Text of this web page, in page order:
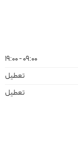
09:00 - 19:00
تعطیل
تعطیل